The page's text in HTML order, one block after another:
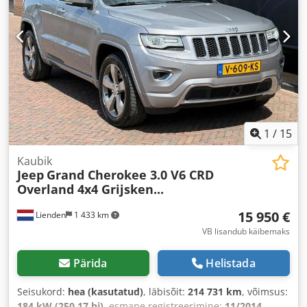
1 / 15
Lienden 1 433 km
Kaubik
Jeep Grand Cherokee 3.0 V6 CRD
Overland 4x4 Grijsken...
15 950 €
VB lisandub käibemaks
Pärida Helistada
Seisukord: hea (kasutatud), läbisõit: 214 731 km, võimsus: